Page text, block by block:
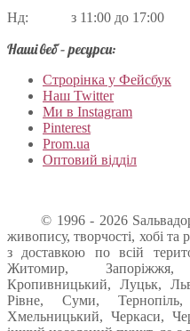
Нд: з 11:00 до 17:00
Наші веб – ресурси:
Строрінка у Фейсбук
Наш Twitter
Ми в Instagram
Pinterest
Prom.ua
Оптовий відділ
© 1996 - 2026 Sальвадор
живопису, творчості, хобі та
з доставкою по всій
Житомир, Запоріжжя,
Кропивницький, Луцьк,
Рівне, Суми,
Хмельницький, Черкаси,